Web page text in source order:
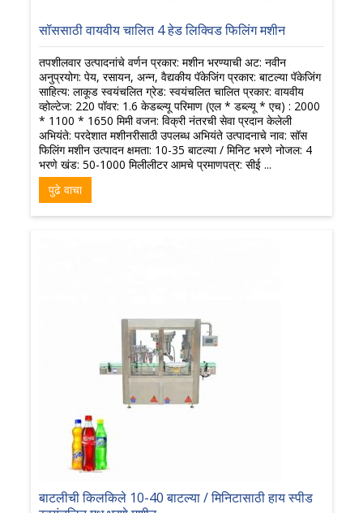
सॉससाठी वायवीय चालित 4 हेड लिक्विड फिलिंग मशीन
तपशीलवार उत्पादनांचे वर्णन प्रकार: मशीन भरण्याची अट: नवीन
अनुप्रयोग: पेय, रसायन, अन्न, वैद्यकीय पॅकेजिंग प्रकार: बाटल्या पॅकेजिंग
साहित्य: लाकूड स्वयंचलित ग्रेड: स्वयंचलित चालित प्रकार: वायवीय
व्होल्टेज: 220 पॉवर: 1.6 केडब्ल्यू परिमाण (एल * डब्ल्यू * एच) : 2000
* 1100 * 1650 मिमी वजन: विक्री नंतरची सेवा प्रदान केलेली
अभियंते: परदेशात मशीनरीसाठी उपलब्ध अभियंते उत्पादनाचे नाव: सॉस
फिलिंग मशीन उत्पादन क्षमता: 10-35 बाटल्या / मिनिट भरणे नोजल: 4
भरणे खंड: 50-1000 मिलीलीटर आमचे प्रमाणपत्र: सीई ...
पुढे वाचा
बाटलीची किलकिले 10-40 बाटल्या / मिनिटासाठी हाय स्पीड